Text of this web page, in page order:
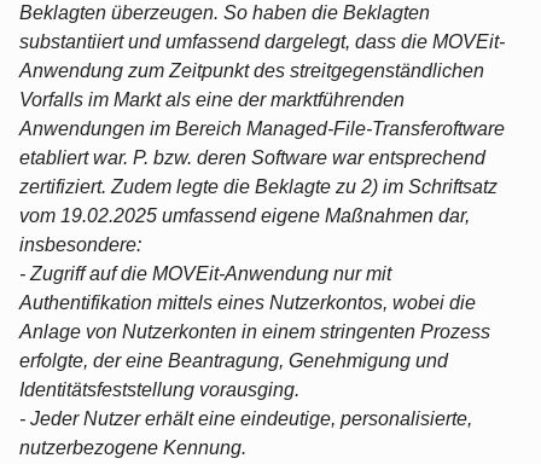
Beklagten überzeugen. So haben die Beklagten
substantiiert und umfassend dargelegt, dass die MOVEit-
Anwendung zum Zeitpunkt des streitgegenständlichen
Vorfalls im Markt als eine der marktführenden
Anwendungen im Bereich Managed-File-Transferoftware
etabliert war. P. bzw. deren Software war entsprechend
zertifiziert. Zudem legte die Beklagte zu 2) im Schriftsatz
vom 19.02.2025 umfassend eigene Maßnahmen dar,
insbesondere:
- Zugriff auf die MOVEit-Anwendung nur mit
Authentifikation mittels eines Nutzerkontos, wobei die
Anlage von Nutzerkonten in einem stringenten Prozess
erfolgte, der eine Beantragung, Genehmigung und
Identitätsfeststellung vorausging.
- Jeder Nutzer erhält eine eindeutige, personalisierte,
nutzerbezogene Kennung.